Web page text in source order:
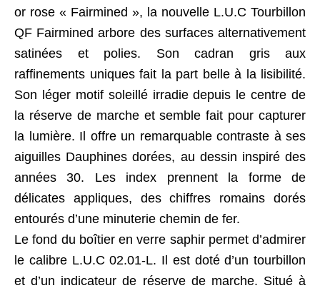
or rose « Fairmined », la nouvelle L.U.C Tourbillon
QF Fairmined arbore des surfaces alternativement
satinées et polies. Son cadran gris aux
raffinements uniques fait la part belle à la lisibilité.
Son léger motif soleillé irradie depuis le centre de
la réserve de marche et semble fait pour capturer
la lumière. Il offre un remarquable contraste à ses
aiguilles Dauphines dorées, au dessin inspiré des
années 30. Les index prennent la forme de
délicates appliques, des chiffres romains dorés
entourés d’une minuterie chemin de fer.
Le fond du boîtier en verre saphir permet d’admirer
le calibre L.U.C 02.01-L. Il est doté d’un tourbillon
et d’un indicateur de réserve de marche. Situé à